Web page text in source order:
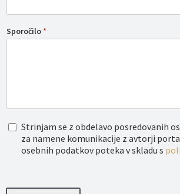
Sporočilo *
O
v
Strinjam se z obdelavo posredovanih
za namene komunikacije z avtorji
osebnih podatkov poteka v skladu s